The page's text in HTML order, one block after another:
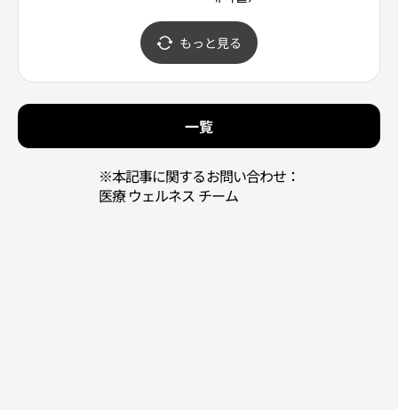
もっと見る
一覧
※本記事に関するお問い合わせ：
医療 ウェルネス チーム